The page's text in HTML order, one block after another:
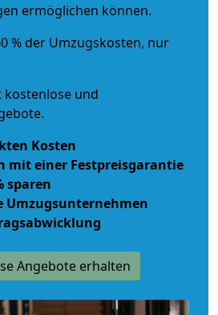
ermöglichen können.
% der Umzugskosten, nur
kostenlose und
Kosten
mit einer Festpreisgarantie
sparen
Umzugsunternehmen
Angebote erhalten